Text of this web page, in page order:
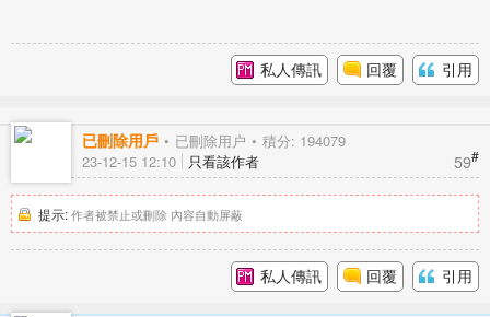
私人傳訊 回覆 引用
已刪除用戶 已刪除用户 積分: 194079
59#
23-12-15 12:10 只看該作者
提示: 作者被禁止或刪除 內容自動屏蔽
私人傳訊 回覆 引用